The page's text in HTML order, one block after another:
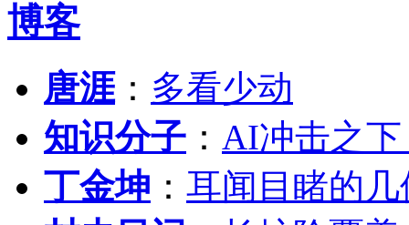
博客
唐涯： 多看少动
知识分子 ： AI冲击之
丁金坤 ： 耳闻目睹的